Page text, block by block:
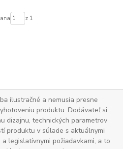
z 1
ilustračné a nemusia presne
produktu. Dodávateľ si
dizajnu, technických parametrov
produktu v súlade s aktuálnymi
legislatívnymi požiadavkami, a to